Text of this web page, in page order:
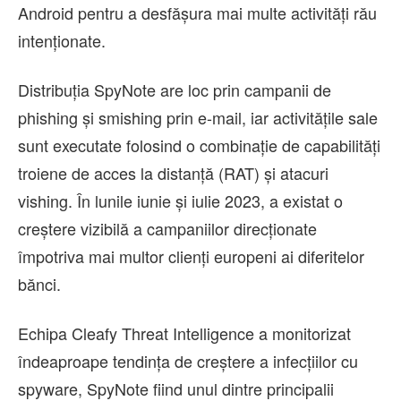
Android pentru a desfășura mai multe activități rău
intenționate.
Distribuția SpyNote are loc prin campanii de
phishing și smishing prin e-mail, iar activitățile sale
sunt executate folosind o combinație de capabilități
troiene de acces la distanță (RAT) și atacuri
vishing. În lunile iunie și iulie 2023, a existat o
creștere vizibilă a campaniilor direcționate
împotriva mai multor clienți europeni ai diferitelor
bănci.
Echipa Cleafy Threat Intelligence a monitorizat
îndeaproape tendința de creștere a infecțiilor cu
spyware, SpyNote fiind unul dintre principalii